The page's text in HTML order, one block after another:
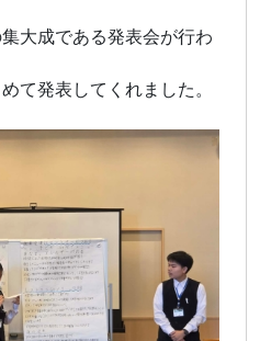
大成である発表会が行わ
て発表してくれました。